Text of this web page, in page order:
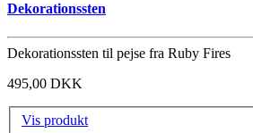
Dekorationssten
Dekorationssten til pejse fra Ruby Fires
495,00 DKK
Vis produkt